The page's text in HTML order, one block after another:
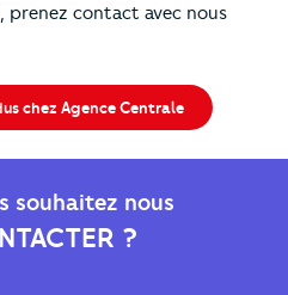
contact avec nous
chez Agence Centrale
souhaitez nous
?